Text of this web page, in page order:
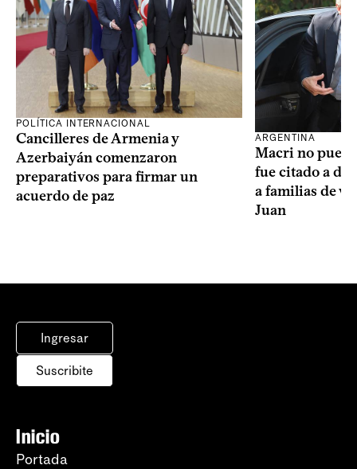
POLÍTICA INTERNACIONAL
Cancilleres de Armenia y
Azerbaiyán comenzaron
preparativos para firmar un
acuerdo de paz
ARGENTINA
Macri no
fue citado a
a familias de
Juan
Ingresar
Suscribite
Inicio
Portada